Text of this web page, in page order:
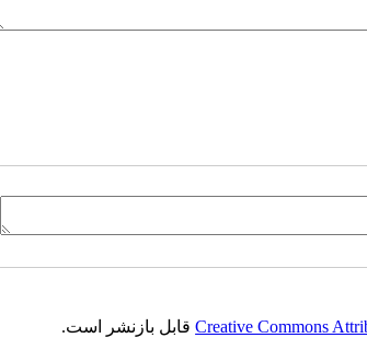
Creative Commonsقابل بازنشر است.